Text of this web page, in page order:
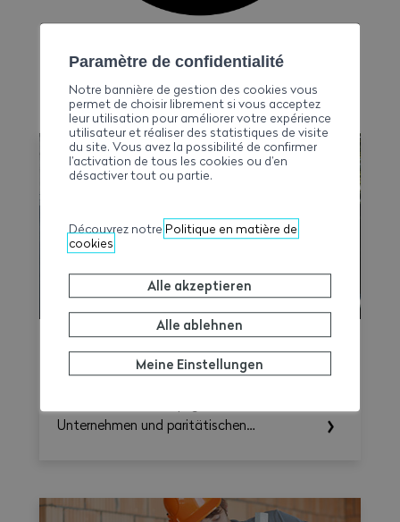
MEHR ERFAHREN
LMV Time-Check ist verfügbar
Die Schweizerische Paritätische Vollzugs­
Unternehmen und paritätischen
Gesamtarbeitsvertrags 2026–2031
Paramètre de confidentialité
Notre bannière de gestion des cookies vous
permet de choisir librement si vous acceptez
leur utilisation pour améliorer votre expérience
utilisateur et réaliser des statistiques de visite
du site. Vous avez la possibilité de confirmer
l’activation de tous les cookies ou d’en
désactiver tout ou partie.
Découvrez notre Politique en matière de
cookies
Alle akzeptieren
Alle ablehnen
Meine Einstellungen